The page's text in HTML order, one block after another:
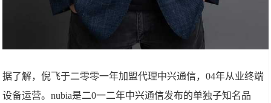
据了解，倪飞于二零零一年加盟代理中兴通信，04年从业终端
设备运营。nubia是二0一二年中兴通信发布的单独子知名品